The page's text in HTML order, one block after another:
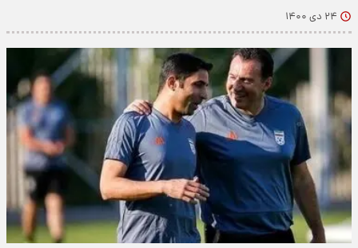
۲۴ دی ۱۴۰۰